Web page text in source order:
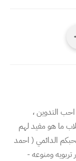
التدوين ،
ما هو مفيد لهم
الدائمي ( احمد
ومنوعه -